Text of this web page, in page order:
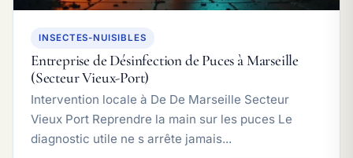
INSECTES-NUISIBLES
Entreprise de Désinfection de Puces à Marseille
(Secteur Vieux-Port)
Intervention locale à De De Marseille Secteur
Vieux Port Reprendre la main sur les puces Le
diagnostic utile ne s arrête jamais...